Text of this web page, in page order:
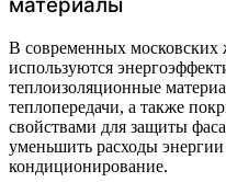
В современных
используются
теплоизоляционные
теплопередачи, а также
свойствами для защиты
уменьшить расходы
кондиционирование.